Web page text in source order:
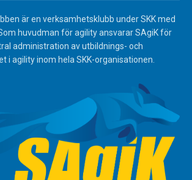
är en verksamhetsklubb under SKK med
huvudman för agility ansvarar SAgiK för
administration av utbildnings- och
i agility inom hela SKK-organisationen.